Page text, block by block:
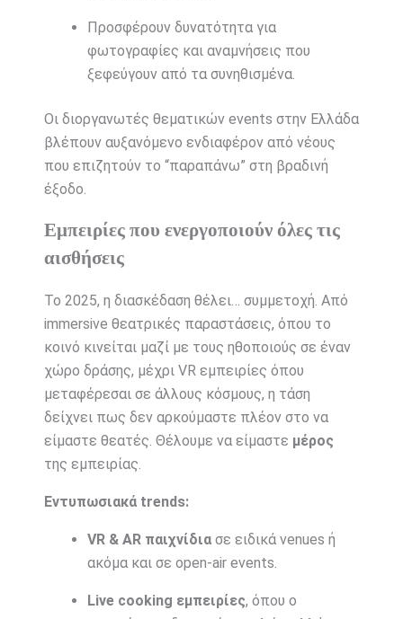
Προσφέρουν δυνατότητα για
φωτογραφίες και αναμνήσεις που
ξεφεύγουν από τα συνηθισμένα.
Οι διοργανωτές θεματικών events στην Ελλάδα
βλέπουν αυξανόμενο ενδιαφέρον από νέους
που επιζητούν το “παραπάνω” στη βραδινή
έξοδο.
Εμπειρίες που ενεργοποιούν όλες τις
αισθήσεις
Το 2025, η διασκέδαση θέλει… συμμετοχή. Από
immersive θεατρικές παραστάσεις, όπου το
κοινό κινείται μαζί με τους ηθοποιούς σε έναν
χώρο δράσης, μέχρι VR εμπειρίες όπου
μεταφέρεσαι σε άλλους κόσμους, η τάση
δείχνει πως δεν αρκούμαστε πλέον στο να
είμαστε θεατές. Θέλουμε να είμαστε μέρος
της εμπειρίας.
Εντυπωσιακά trends:
VR & AR παιχνίδιασε ειδικά venues ή
ακόμα και σε open-air events.
Live cooking εμπειρίες, όπου ο